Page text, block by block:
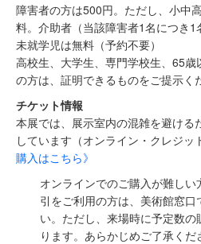
障害者の方は500円。ただし、小中
料。介助者（当該障害者1名につき1
未就学児は無料（予約不要）
高校生、大学生、専門学校生、65
の方は、証明できるものをご提示く
チケット情報
本展では、展示室内の混雑を避ける
しています（オンライン・クレジッ
購入はこちら》
オンラインでのご購入が難し
引をご利用の方は、美術館窓
い。ただし、来場時に予定数
ります。あらかじめご了承くだ